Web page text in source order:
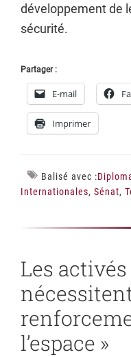
développement de
sécurité.
Partager :
E-mail
Imprimer
Balisé avec :
Internationales, Sénat,
Les
l’espace »